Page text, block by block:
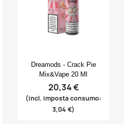
Anteprima
Dreamods - Crack Pie
Mix&Vape 20 Ml
20,34 €
(incl. imposta consumo:
3,04 €)